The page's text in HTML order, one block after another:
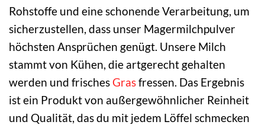
Rohstoffe und eine schonende Verarbeitung, um
sicherzustellen, dass unser Magermilchpulver
höchsten Ansprüchen genügt. Unsere Milch
stammt von Kühen, die artgerecht gehalten
werden und frisches Grasfressen. Das Ergebnis
ist ein Produkt von außergewöhnlicher Reinheit
und Qualität, das du mit jedem Löffel schmecken